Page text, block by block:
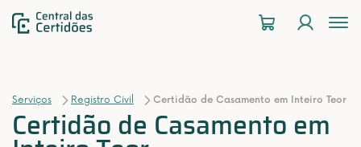
Serviços Registro Civil Certidão de Casamento em Inteiro Teor
Certidão de Casamento em